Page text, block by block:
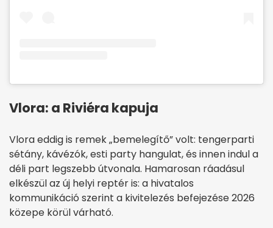
Vlora: a Riviéra kapuja
Vlora eddig is remek „bemelegítő” volt: tengerparti
sétány, kávézók, esti party hangulat, és innen indul a
déli part legszebb útvonala. Hamarosan ráadásul
elkészül az új helyi reptér is: a hivatalos
kommunikáció szerint a kivitelezés befejezése 2026
közepe körül várható.